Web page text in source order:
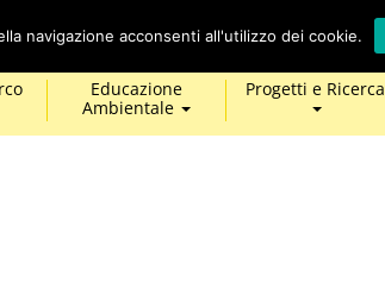
Cerca
Educazione
Ambientale
Progetti e Ricerca
navigazione acconsenti all'utilizzo dei cookie.